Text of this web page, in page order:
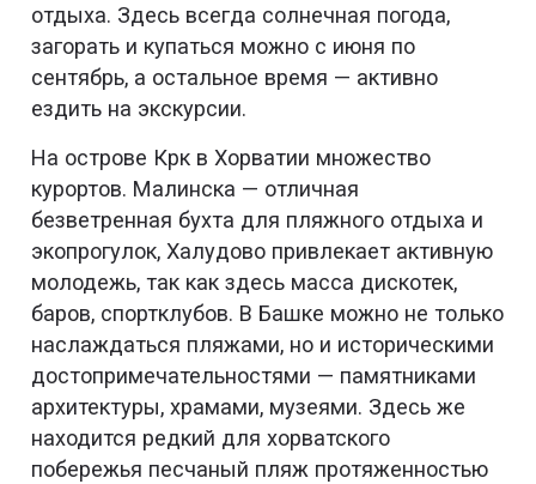
отдыха. Здесь всегда солнечная погода,
загорать и купаться можно с июня по
сентябрь, а остальное время — активно
ездить на экскурсии.
На острове Крк в Хорватии множество
курортов. Малинска — отличная
безветренная бухта для пляжного отдыха и
экопрогулок, Халудово привлекает активную
молодежь, так как здесь масса дискотек,
баров, спортклубов. В Башке можно не только
наслаждаться пляжами, но и историческими
достопримечательностями — памятниками
архитектуры, храмами, музеями. Здесь же
находится редкий для хорватского
побережья песчаный пляж протяженностью